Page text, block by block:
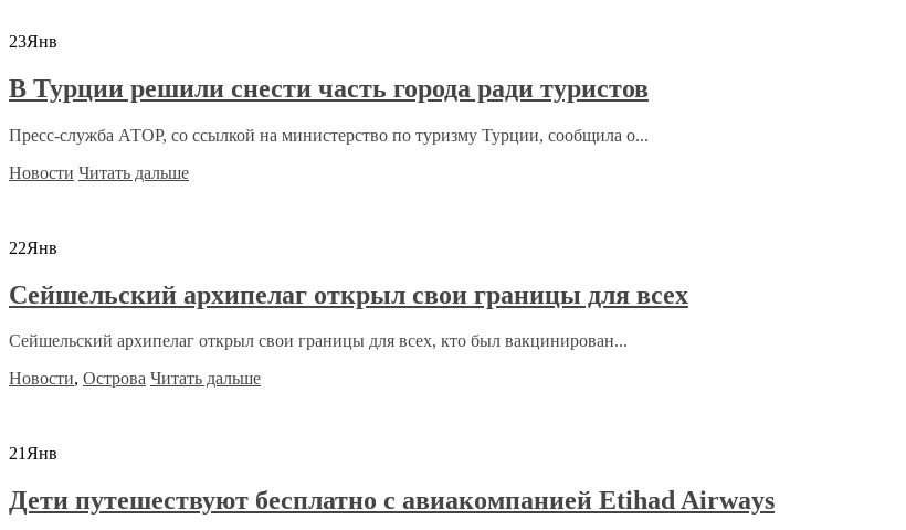
23Янв
В Турции решили снести часть города ради туристов
Пресс-служба АТОР, со ссылкой на министерство по туризму Турции, сообщила о...
Новости Читать дальше
22Янв
Сейшельский архипелаг открыл свои границы для всех
Сейшельский архипелаг открыл свои границы для всех, кто был вакцинирован...
Новости, Острова Читать дальше
21Янв
Дети путешествуют бесплатно с авиакомпанией Etihad Airways